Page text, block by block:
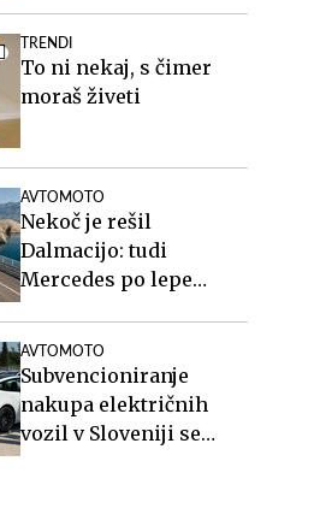
TRENDI
To ni nekaj, s čimer
moraš živeti
AVTOMOTO
Nekoč je rešil
Dalmacijo: tudi
Mercedes po lepe
AVTOMOTO
Subvencioniranje
nakupa električnih
vozil v Sloveniji se